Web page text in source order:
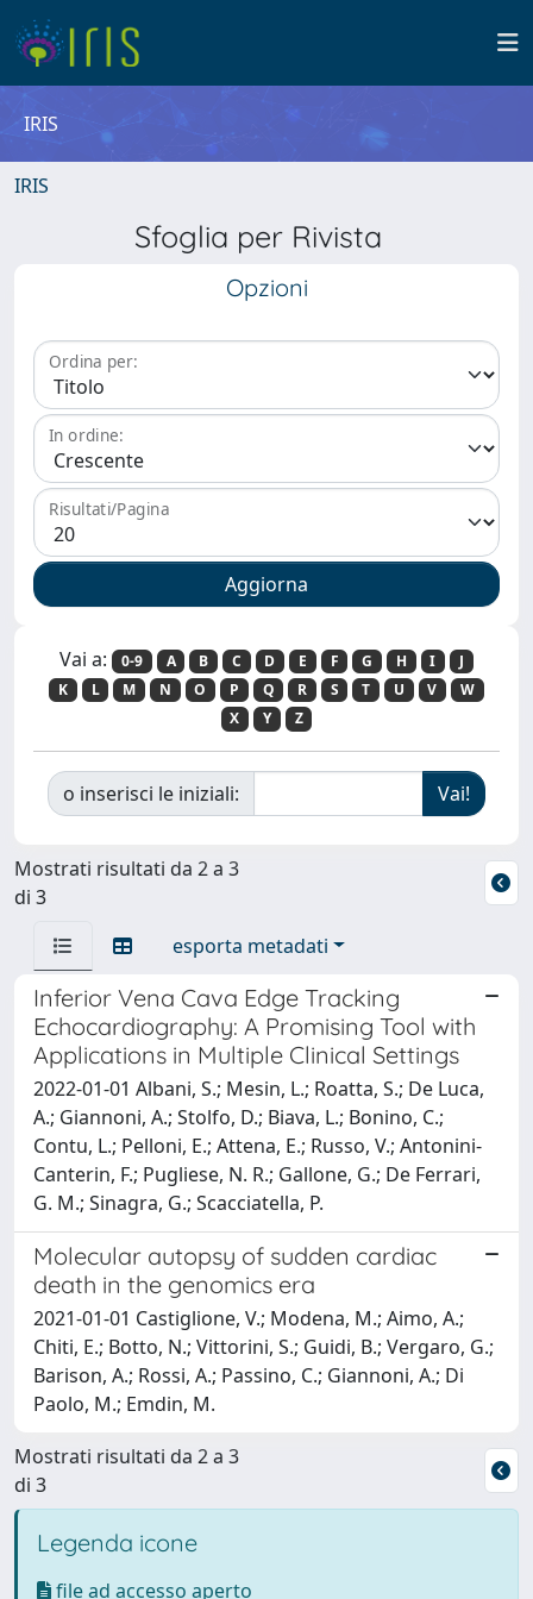
IRIS
IRIS
Sfoglia per Rivista
Opzioni
Ordina per:
In ordine:
Risultati/Pagina
Vai a: 0-9 A B C D E F G H I
J
K
L M N O P Q R S T U V
W
X
Y Z
o inserisci le iniziali:
Mostrati risultati da 2 a 3
di 3
esporta metadati
Inferior Vena Cava Edge Tracking
Echocardiography: A Promising Tool with
Applications in Multiple Clinical Settings
2022-01-01 Albani, S.; Mesin, L.; Roatta, S.; De Luca,
A.; Giannoni, A.; Stolfo, D.; Biava, L.; Bonino, C.;
Contu, L.; Pelloni, E.; Attena, E.; Russo, V.; Antonini-
Canterin, F.; Pugliese, N. R.; Gallone, G.; De Ferrari,
G. M.; Sinagra, G.; Scacciatella, P.
Molecular autopsy of sudden cardiac
death in the genomics era
2021-01-01 Castiglione, V.; Modena, M.; Aimo, A.;
Chiti, E.; Botto, N.; Vittorini, S.; Guidi, B.; Vergaro, G.;
Barison, A.; Rossi, A.; Passino, C.; Giannoni, A.; Di
Paolo, M.; Emdin, M.
Mostrati risultati da 2 a 3
di 3
Legenda icone
file ad accesso aperto